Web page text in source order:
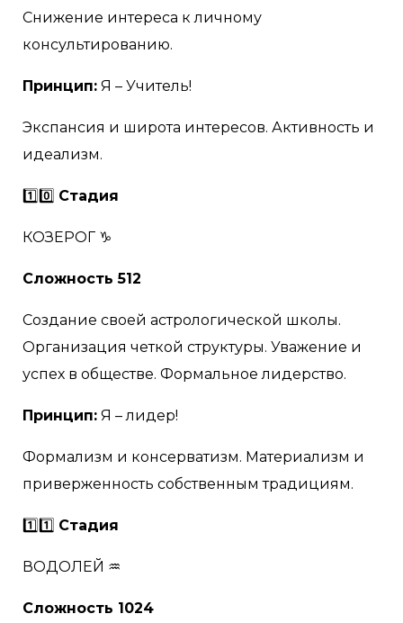
Снижение интереса к личному
консультированию.
Принцип: Я – Учитель!
Экспансия и широта интересов. Активность и
идеализм.
1️⃣0️⃣ Стадия
КОЗЕРОГ ♑
Сложность 512
Создание своей астрологической школы.
Организация четкой структуры. Уважение и
успех в обществе. Формальное лидерство.
Принцип: Я – лидер!
Формализм и консерватизм. Материализм и
приверженность собственным традициям.
1️⃣1️⃣ Стадия
ВОДОЛЕЙ ♒
Сложность 1024